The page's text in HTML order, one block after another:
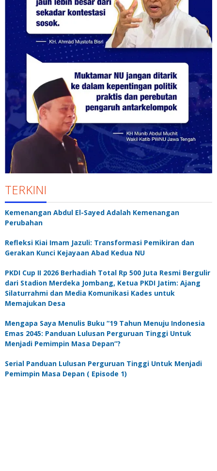
TERKINI
Kemenangan Abdul El-Sayed Adalah Kemenangan
Perubahan
Refleksi Kiai Imam Jazuli: Transformasi Pemikiran dan
Gerakan Kunci Kejayaan Abad Kedua NU
PKDI Cup II 2026 Berhadiah Total Rp 500 Juta Resmi Bergulir
dari Stadion Merdeka Jombang, Ketua PKDI Jatim: Ajang
Silaturrahmi dan Media Komunikasi Kades untuk
Memajukan Desa
Mengapa Saya Menulis Buku “19 Tahun Menuju Indonesia
Emas 2045: Panduan Lulusan Perguruan Tinggi Untuk
Menjadi Pemimpin Masa Depan”?
Serial Panduan Lulusan Perguruan Tinggi Untuk Menjadi
Pemimpin Masa Depan ( Episode 1)